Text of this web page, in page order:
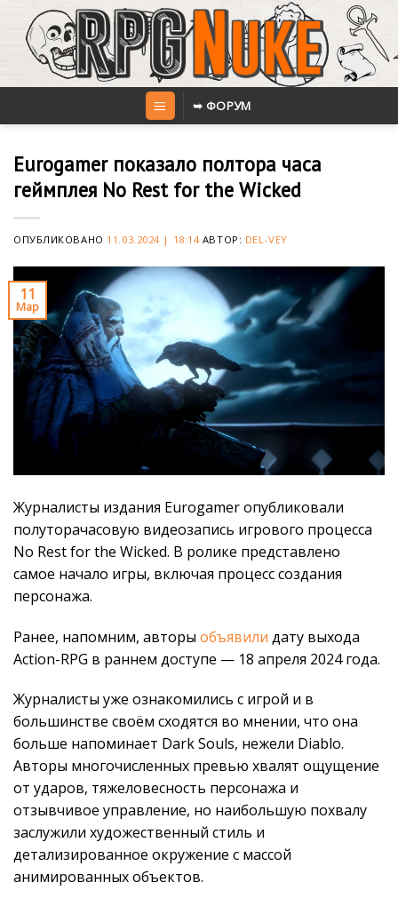
content
➥ ФОРУМ
Eurogamer показало полтора часа
геймплея No Rest for the Wicked
ОПУБЛИКОВАНО 11.03.2024 | 18:14АВТОР: DEL-VEY
11
Мар
Журналисты издания Eurogamer опубликовали
полуторачасовую видеозапись игрового процесса
No Rest for the Wicked. В ролике представлено
самое начало игры, включая процесс создания
персонажа.
Ранее, напомним, авторы объявили дату выхода
Action-RPG в раннем доступе — 18 апреля 2024 года.
Журналисты уже ознакомились с игрой и в
большинстве своём сходятся во мнении, что она
больше напоминает Dark Souls, нежели Diablo.
Авторы многочисленных превью хвалят ощущение
от ударов, тяжеловесность персонажа и
отзывчивое управление, но наибольшую похвалу
заслужили художественный стиль и
детализированное окружение с массой
анимированных объектов.